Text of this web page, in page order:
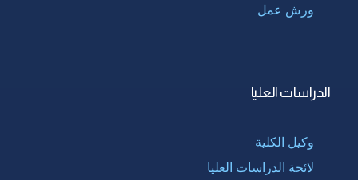
ورش عمل
الدراسات العليا
وكيل الكلية
لائحة الدراسات العليا